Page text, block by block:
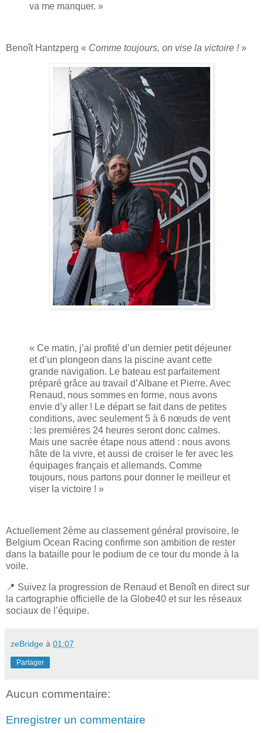
va me manquer. »
Benoît Hantzperg « Comme toujours, on vise la victoire !»
« Ce matin, j’ai profité d’un dernier petit déjeuner
et d’un plongeon dans la piscine avant cette
grande navigation. Le bateau est parfaitement
préparé grâce au travail d’Albane et Pierre. Avec
Renaud, nous sommes en forme, nous avons
envie d’y aller ! Le départ se fait dans de petites
conditions, avec seulement 5 à 6 nœuds de vent
: les premières 24 heures seront donc calmes.
Mais une sacrée étape nous attend : nous avons
hâte de la vivre, et aussi de croiser le fer avec les
équipages français et allemands. Comme
toujours, nous partons pour donner le meilleur et
viser la victoire ! »
Actuellement 2ème au classement général provisoire, le
Belgium Ocean Racing confirme son ambition de rester
dans la bataille pour le podium de ce tour du monde à la
voile.
📍 Suivez la progression de Renaud et Benoît en direct sur
la cartographie officielle de la Globe40 et sur les réseaux
sociaux de l’équipe.
zeBridge à 01:07
Partager
Aucun commentaire:
Enregistrer un commentaire